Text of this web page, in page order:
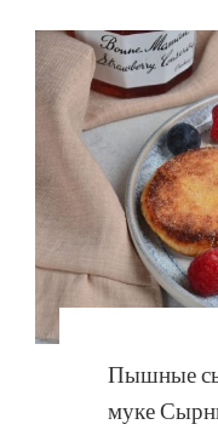
Пышные
муке